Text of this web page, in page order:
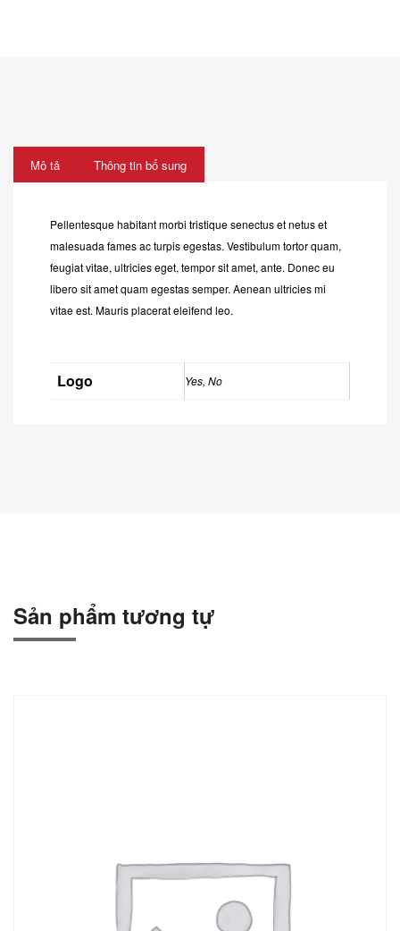
Mô tả Thông tin bổ sung
Pellentesque habitant morbi tristique senectus et netus et
malesuada fames ac turpis egestas. Vestibulum tortor quam,
feugiat vitae, ultricies eget, tempor sit amet, ante. Donec eu
libero sit amet quam egestas semper. Aenean ultricies mi
vitae est. Mauris placerat eleifend leo.
Logo Yes, No
Sản phẩm tương tự